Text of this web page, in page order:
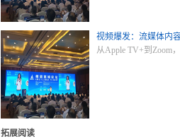
视频爆发：流媒体内
从Apple TV+到Zoom
拓展阅读